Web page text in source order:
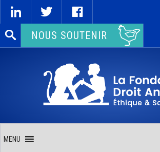
Rechercher :NOUS SOUTENIR
MENU